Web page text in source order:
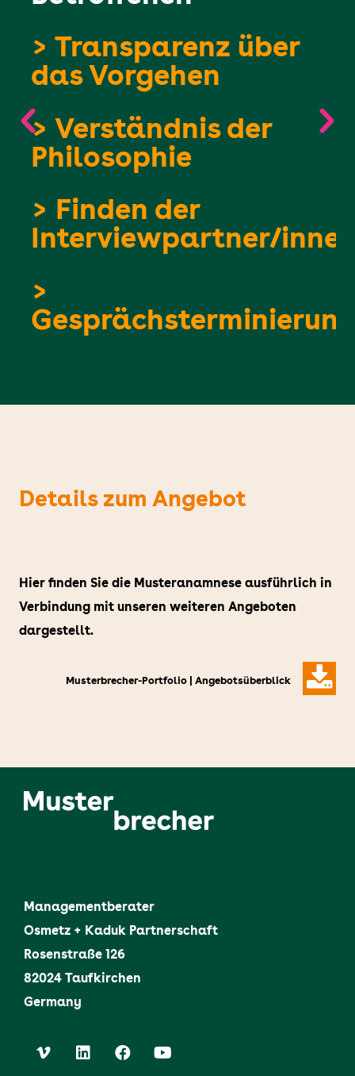
narrative-Interviews
> Muster erkennen
> Organisation
verstehen
> Erste Reflexion
Details zum Angebot
Hier finden Sie die Musteranamnese ausführlich in
Verbindung mit unseren weiteren Angeboten
dargestellt.
Musterbrecher-Portfolio | Angebotsüberblick
Managementberater
Osmetz + Kaduk Partnerschaft
Rosenstraße 126
82024 Taufkirchen
Germany